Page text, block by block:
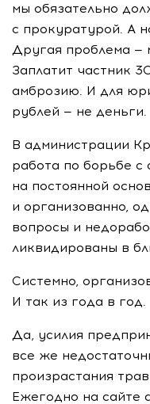
мы обязательно
с прокуратурой. А
Другая проблема
Заплатит частник
амброзию. И для
рублей — не деньги.
В администрации
работа по борьбе с
на постоянной
и организованно,
вопросы и
ликвидированы в
Системно,
И так из года в год.
Да, усилия
все же
произрастания
Ежегодно на сайте